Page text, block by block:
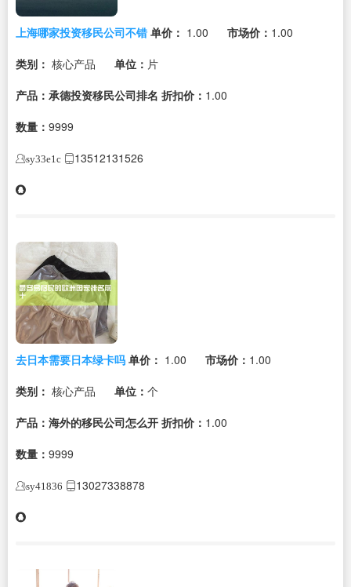
上海哪家投资移民公司不错 单价： 1.00 市场价： 1.00
类别： 核心产品 单位： 片
产品：承德投资移民公司排名 折扣价： 1.00
数量： 9999
sy33e1c 13512131526
去日本需要日本绿卡吗 单价： 1.00 市场价： 1.00
类别： 核心产品 单位： 个
产品：海外的移民公司怎么开 折扣价： 1.00
数量： 9999
sy41836 13027338878